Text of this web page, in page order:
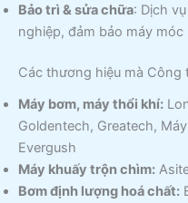
Bảo trì & sửa chữa: Dịch
nghiệp, đảm bảo máy
Các thương hiệu mà Công
Máy bơm, máy thổi khí:
Goldentech, Greatech,
Evergush
Máy khuấy trộn chìm:
Bơm định lượng hoá chất: